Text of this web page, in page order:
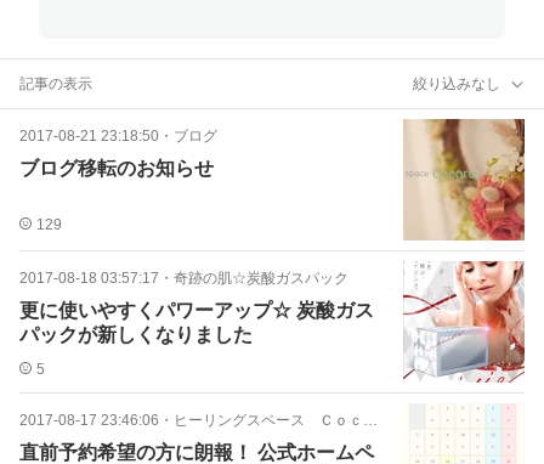
記事の表示 絞り込みなし
2017-08-21 23:18:50 ・ ブログ
ブログ移転のお知らせ
129
2017-08-18 03:57:17 ・ 奇跡の肌☆炭酸ガスパック
更に使いやすくパワーアップ☆ 炭酸ガス
パックが新しくなりました
5
2017-08-17 23:46:06 ・ ヒーリングスペース Ｃｏｃｏｒｏ
直前予約希望の方に朗報！ 公式ホームペ